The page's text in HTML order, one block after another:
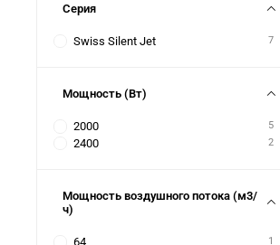
Серия
Swiss Silent Jet 7
Мощность (Вт)
2000 5
2400 2
Мощность воздушного потока (м3/
ч)
64 1